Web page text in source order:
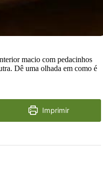
macio com pedacinhos
Dê uma olhada em como é
Imprimir